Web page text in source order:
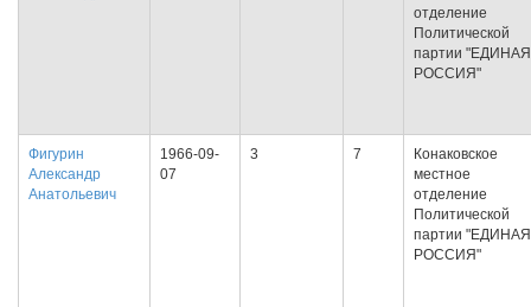
отделение
Политической
партии "ЕДИНАЯ
РОССИЯ"
Фигурин
Александр
Анатольевич
1966-09-
07
3 7
Конаковское
местное
отделение
Политической
партии "ЕДИНАЯ
РОССИЯ"